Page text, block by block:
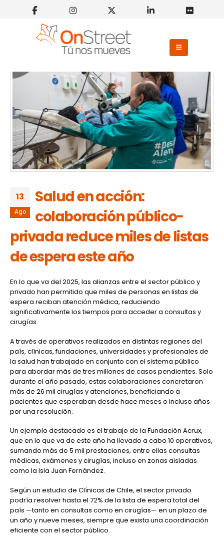
13
Ago
Salud en acción:
colaboración público-
privada reduce miles de listas
de espera este año
En lo que va del 2025, las alianzas entre el sector público y
privado han permitido que miles de personas en listas de
espera reciban atención médica, reduciendo
significativamente los tiempos para acceder a consultas y
cirugías.
A través de operativos realizados en distintas regiones del
país, clínicas, fundaciones, universidades y profesionales de
la salud han trabajado en conjunto con el sistema público
para abordar más de tres millones de casos pendientes. Solo
durante el año pasado, estas colaboraciones concretaron
más de 26 mil cirugías y atenciones, beneficiando a
pacientes que esperaban desde hace meses o incluso años
por una resolución.
Un ejemplo destacado es el trabajo de la Fundación Acrux,
que en lo que va de este año ha llevado a cabo 10 operativos,
sumando más de 5 mil prestaciones, entre ellas consultas
médicas, exámenes y cirugías, incluso en zonas aisladas
como la Isla Juan Fernández.
Según un estudio de Clínicas de Chile, el sector privado
podría resolver hasta el 72% de la lista de espera total del
país —tanto en consultas como en cirugías— en un plazo de
un año y nueve meses, siempre que exista una coordinación
eficiente con el sector público.